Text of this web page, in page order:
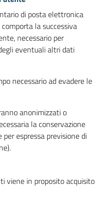
di posta elettronica
la successiva
necessario per
eventuali altri dati
necessario ad evadere le
anonimizzati o
la conservazione
espressa previsione di
viene in proposito acquisito